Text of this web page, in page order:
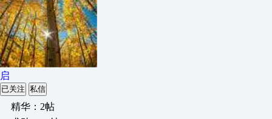
启
已关注 私信
精华：2帖